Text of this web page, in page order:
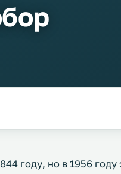
году, но в 1956 году